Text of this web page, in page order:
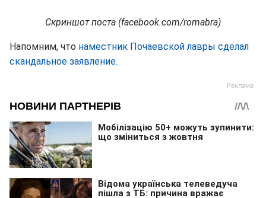
Скриншот поста (facebook.com/romabra)
Напомним, что наместник Почаевской лавры сделал
скандальное заявление.